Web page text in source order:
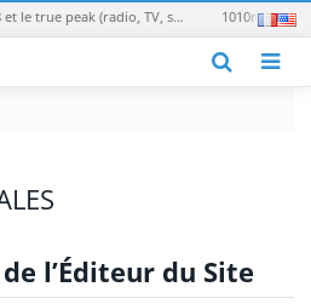
Loudness en broadcast : comprendre le LUFS, l’EBU R128 et le true peak (radio, TV, streaming)
l’Éditeur du Site